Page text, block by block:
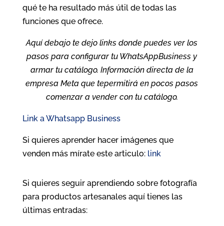
qué te ha resultado más útil de todas las
funciones que ofrece.
Aquí debajo te dejo links donde puedes ver los
pasos para configurar tu WhatsAppBusiness y
armar tu catálogo. Información directa de la
empresa Meta que tepermitirá en pocos pasos
comenzar a vender con tu catálogo.
Link a Whatsapp Business
Si quieres aprender hacer imágenes que
venden más mírate este articulo: link
Si quieres seguir aprendiendo sobre fotografía
para productos artesanales aquí tienes las
últimas entradas: